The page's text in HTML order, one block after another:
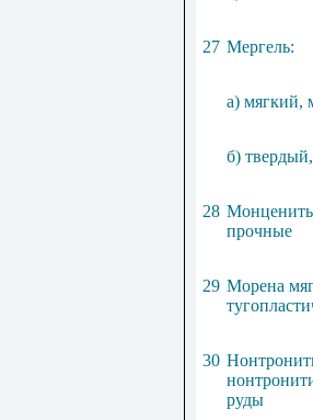
27 Мергель:
а) мягкий,
б)
28
прочные
29 Морена
30
руды